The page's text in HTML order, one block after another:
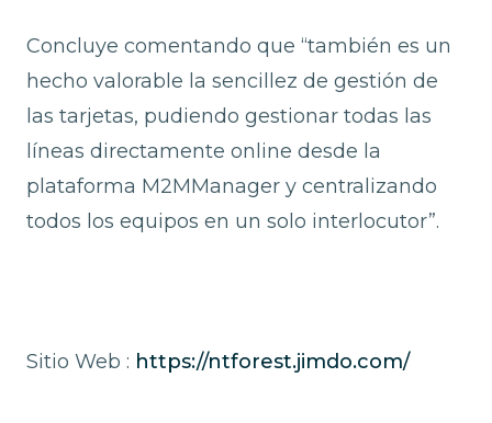
Concluye comentando que “también es un
hecho valorable la sencillez de gestión de
las tarjetas, pudiendo gestionar todas las
líneas directamente online desde la
plataforma M2MManager y centralizando
todos los equipos en un solo interlocutor”.
Sitio Web : https://ntforest.jimdo.com/